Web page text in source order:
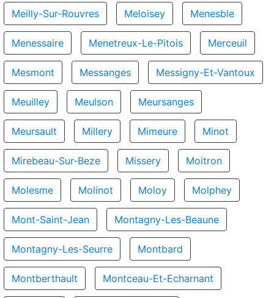
Meilly-Sur-Rouvres Meloisey Menesble
Menessaire Menetreux-Le-Pitois Merceuil
Mesmont Messanges Messigny-Et-Vantoux
Meuilley Meulson Meursanges
Meursault Millery Mimeure Minot
Mirebeau-Sur-Beze Missery Moitron
Molesme Molinot Moloy Molphey
Mont-Saint-Jean Montagny-Les-Beaune
Montagny-Les-Seurre Montbard
Montberthault Montceau-Et-Echarnant